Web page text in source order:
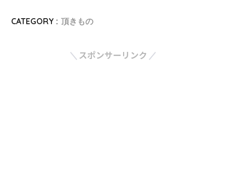
CATEGORY : 頂きもの
スポンサーリンク